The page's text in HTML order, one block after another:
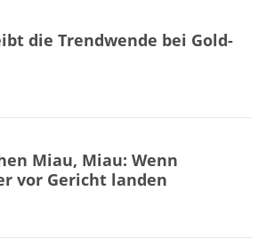
die Trendwende bei Gold-
Miau, Miau: Wenn
vor Gericht landen